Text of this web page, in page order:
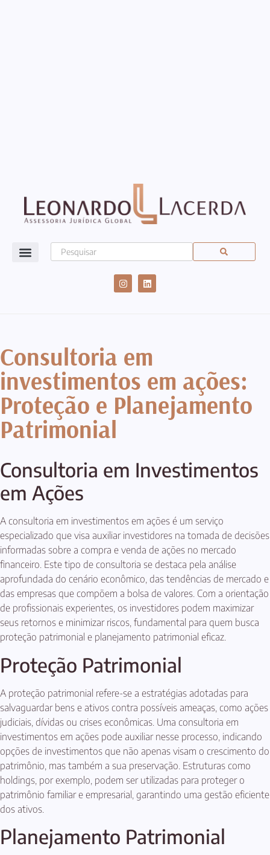
Consultoria em
investimentos em ações:
Proteção e Planejamento
Patrimonial
Consultoria em Investimentos
em Ações
A consultoria em investimentos em ações é um serviço
especializado que visa auxiliar investidores na tomada de decisões
informadas sobre a compra e venda de ações no mercado
financeiro. Este tipo de consultoria se destaca pela análise
aprofundada do cenário econômico, das tendências de mercado e
das empresas que compõem a bolsa de valores. Com a orientação
de profissionais experientes, os investidores podem maximizar
seus retornos e minimizar riscos, fundamental para quem busca
proteção patrimonial e planejamento patrimonial eficaz.
Proteção Patrimonial
A proteção patrimonial refere-se a estratégias adotadas para
salvaguardar bens e ativos contra possíveis ameaças, como ações
judiciais, dívidas ou crises econômicas. Uma consultoria em
investimentos em ações pode auxiliar nesse processo, indicando
opções de investimentos que não apenas visam o crescimento do
patrimônio, mas também a sua preservação. Estruturas como
holdings, por exemplo, podem ser utilizadas para proteger o
patrimônio familiar e empresarial, garantindo uma gestão eficiente
dos ativos.
Planejamento Patrimonial